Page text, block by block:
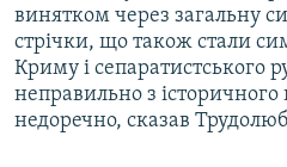
винятком через загальну
стрічки, що також стали
Криму і сепаратистського
неправильно з
недоречно, сказав